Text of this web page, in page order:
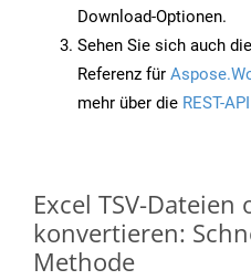
Download-Optionen.
Sehen Sie sich auch
Referenz für
mehr über die REST-API
Excel TSV-Dateien
konvertieren:
Methode